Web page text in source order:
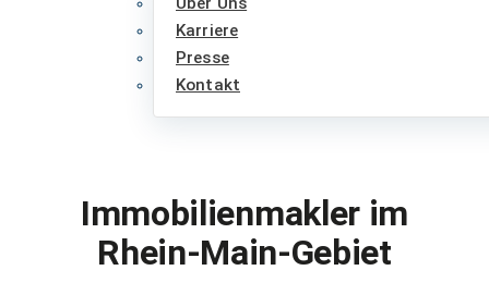
Karriere
Presse
Kontakt
Immobilienmakler im
Rhein-Main-Gebiet